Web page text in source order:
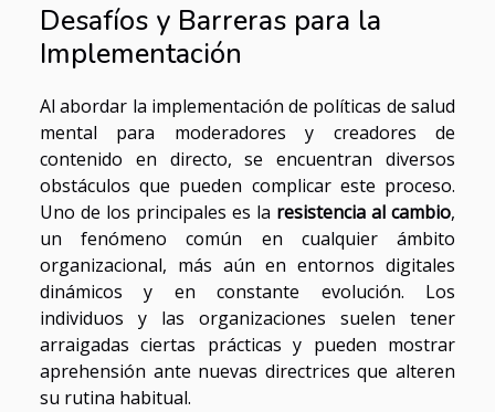
Desafíos y Barreras para la
Implementación
Al abordar la implementación de políticas de salud
mental para moderadores y creadores de
contenido en directo, se encuentran diversos
obstáculos que pueden complicar este proceso.
Uno de los principales es la resistencia al cambio,
un fenómeno común en cualquier ámbito
organizacional, más aún en entornos digitales
dinámicos y en constante evolución. Los
individuos y las organizaciones suelen tener
arraigadas ciertas prácticas y pueden mostrar
aprehensión ante nuevas directrices que alteren
su rutina habitual.